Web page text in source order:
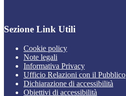
Sezione Link Utili
Cookie policy
Note legali
Informativa Privacy
Ufficio Relazioni con il Pubblico
Dichiarazione di accessibilità
Obiettivi di accessibilità